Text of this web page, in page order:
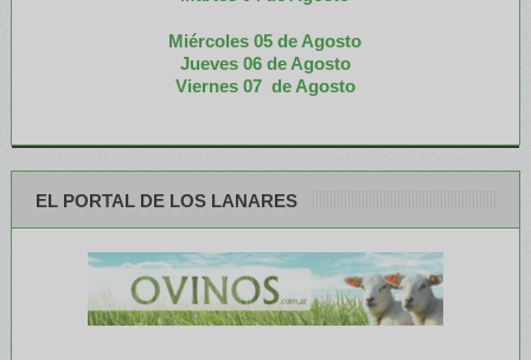
Miércoles 05 de Agosto
Jueves 06 de Agosto
Viernes 07 de Agosto
EL PORTAL DE LOS LANARES